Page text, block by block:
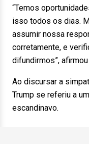
“Temos
isso todos os dias.
assumir nossa
corretamente, e
difundirmos”, afirmou
Ao discursar a
Trump se referiu a
escandinavo.